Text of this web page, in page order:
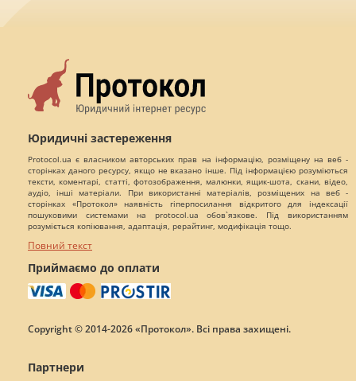
Юридичні застереження
Protocol.ua є власником авторських прав на інформацію, розміщену на веб -
сторінках даного ресурсу, якщо не вказано інше. Під інформацією розуміються
тексти, коментарі, статті, фотозображення, малюнки, ящик-шота, скани, відео,
аудіо, інші матеріали. При використанні матеріалів, розміщених на веб -
сторінках «Протокол» наявність гіперпосилання відкритого для індексації
пошуковими системами на protocol.ua обов`язкове. Під використанням
розуміється копіювання, адаптація, рерайтинг, модифікація тощо.
Повний текст
Приймаємо до оплати
Copyright © 2014-2026 «Протокол». Всі права захищені.
Партнери